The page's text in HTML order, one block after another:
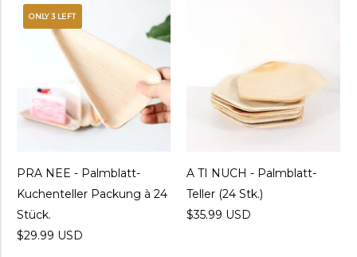
ONLY 3 LEFT
PRA NEE - Palmblatt-
Kuchenteller Packung à 24
Stück.
$29.99 USD
A TI NUCH - Palmblatt-
Teller (24 Stk.)
$35.99 USD